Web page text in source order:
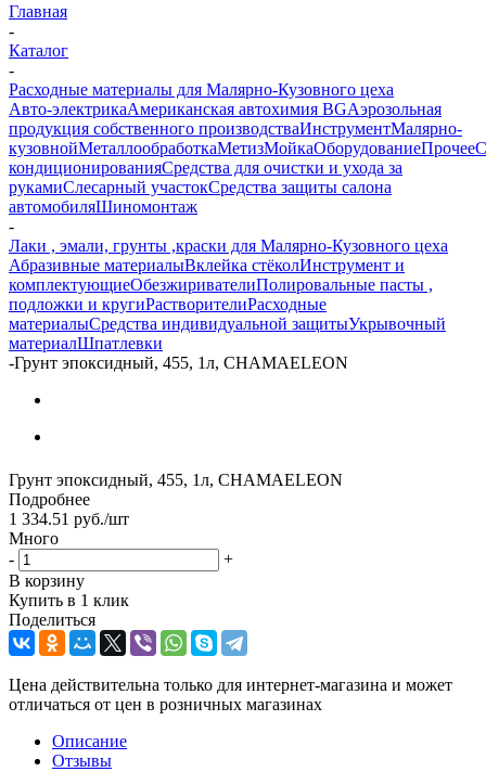
Главная
-
Каталог
-
Расходные материалы для Малярно-Кузовного цеха
Авто-электрикаАмериканская автохимия BGАэрозольная
продукция собственного производстваИнструментМалярно-
кузовнойМеталлообработкаМетизМойкаОборудованиеПрочее
кондиционированияСредства для очистки и ухода за
рукамиСлесарный участокСредства защиты салона
автомобиляШиномонтаж
-
Лаки , эмали, грунты ,краски для Малярно-Кузовного цеха
Абразивные материалыВклейка стёколИнструмент и
комплектующиеОбезжиривателиПолировальные пасты ,
подложки и кругиРастворителиРасходные
материалыСредства индивидуальной защитыУкрывочный
материалШпатлевки
-Грунт эпоксидный, 455, 1л, CHAMAELEON
Грунт эпоксидный, 455, 1л, CHAMAELEON
Подробнее
1 334.51 руб./шт
Много
-
+
В корзину
Купить в 1 клик
Поделиться
Цена действительна только для интернет-магазина и может
отличаться от цен в розничных магазинах
Описание
Отзывы